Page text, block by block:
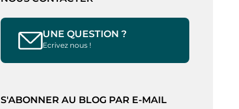
UNE QUESTION ?
Ecrivez nous !
S'ABONNER AU BLOG PAR E-MAIL